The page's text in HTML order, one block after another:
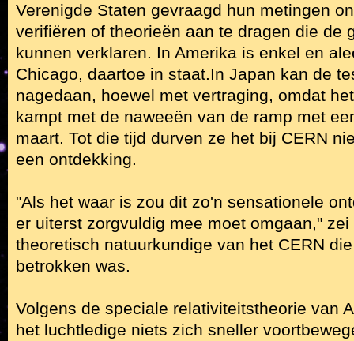
Verenigde Staten gevraagd hun metingen
verifiëren of theorieën aan te dragen die de
kunnen verklaren. In Amerika is enkel en
Chicago, daartoe in staat.In Japan kan de
nagedaan, hoewel met vertraging, omdat
kampt met de naweeën van de ramp met
maart. Tot die tijd durven ze het bij CERN
een ontdekking.
"Als het waar is zou dit zo'n sensationele
er uiterst zorgvuldig mee moet omgaan,"
theoretisch natuurkundige van het CERN
betrokken was.
Volgens de speciale relativiteitstheorie van
het luchtledige niets zich sneller